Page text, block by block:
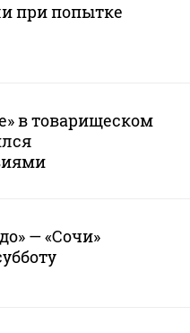
при попытке
в товарищеском
— «Сочи»